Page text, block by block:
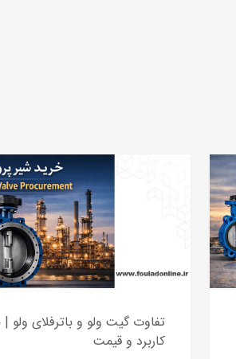
تفاوت گیت ولو و باترفلای ولو
کاربرد و قیمت